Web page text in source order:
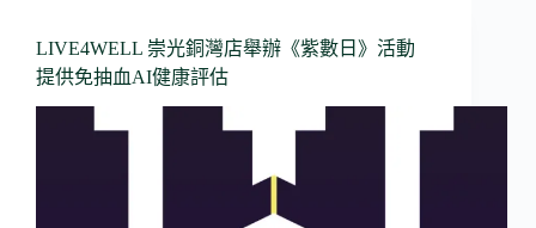
LIVE4WELL 崇光銅灣店舉辦《紫數日》活動
提供免抽血AI健康評估